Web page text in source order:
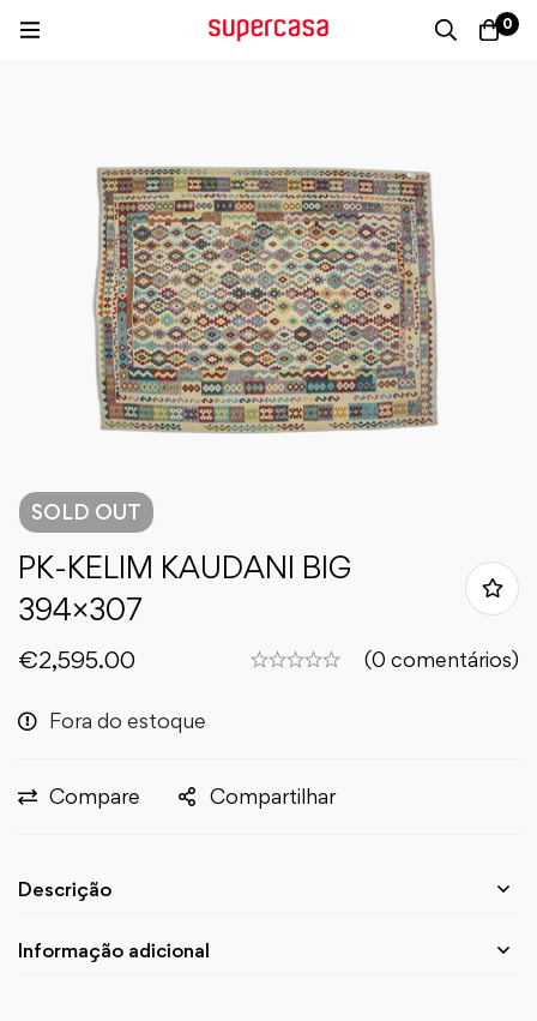
0
SOLD OUT
PK-KELIM KAUDANI BIG
394×307
€2,595.00 (0 comentários)
Fora do estoque
Compare Compartilhar
Descrição
Informação adicional